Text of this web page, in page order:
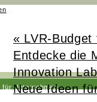
für Unternehmen
« LVR-
Entdecke die
Innovation
Neue Ideen